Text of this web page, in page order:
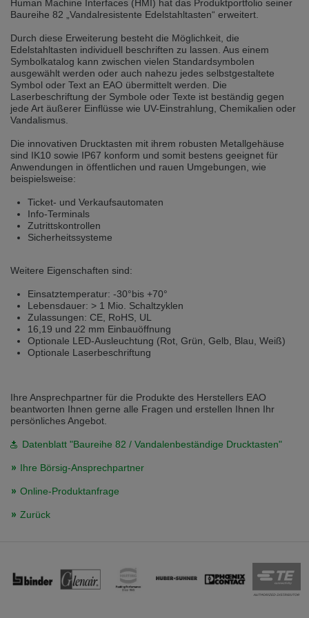
selected one. This website is also available in German. Would you like to
switch to the German version?
Switch to German version Stay on this version
Wir haben erkannt, dass ihr Browser eine andere Sprache als die derzeit
angezeigte bevorzugt. Diese Webseite ist auch auf Deutsch verfügbar.
Möchten Sie zur Deutschen Version wechseln?
Zur deutschen Version wechseln Auf dieser Version bleiben
We have detected, that your browser prefers another language than the
selected one. This website is also available in Czech. Would you like to
switch to the Czech version?
Zdá se, že Váš prohlížeč je v jiném jazyce, než jaký je momentálně používán.
Tato stránka je k dispozici i v češtině. Chcete přepnout na českou verzi?
stránka je také k dispozici v němčině. Přejete si přejít na německou verzi?
Přepněte na německou verzi
Wir haben erkannt, dass ihr Browser eine andere Sprache als die derzeit
angezeigte bevorzugt. Diese Webseite ist auch auf Deutsch verfügbar.
Zur deutschen Version wechseln Auf dieser Version bleiben
Váš prohlížeč se zdá být v jiném jazyce, než je právě používaný jazyk. Tato
verzi?
Přepněte na anglickou verzi
We have detected, that your browser prefers another language than the
selected one. This website is also available in English. Would you like to
switch to the English version?
Human Machine Interfaces (HMI) hat das Produktportfolio seiner
Baureihe 82 „Vandalresistente Edelstahltasten“ erweitert.
Durch diese Erweiterung besteht die Möglichkeit, die
Edelstahltasten individuell beschriften zu lassen. Aus einem
Symbolkatalog kann zwischen vielen Standardsymbolen
ausgewählt werden oder auch nahezu jedes selbstgestaltete
Symbol oder Text an EAO übermittelt werden. Die
Laserbeschriftung der Symbole oder Texte ist beständig gegen
jede Art äußerer Einflüsse wie UV-Einstrahlung, Chemikalien oder
Vandalismus.
Die innovativen Drucktasten mit ihrem robusten Metallgehäuse
sind IK10 sowie IP67 konform und somit bestens geeignet für
Anwendungen in öffentlichen und rauen Umgebungen, wie
beispielsweise:
Ticket- und Verkaufsautomaten
Info-Terminals
Zutrittskontrollen
Sicherheitssysteme
Weitere Eigenschaften sind:
Einsatztemperatur: -30°bis +70°
Lebensdauer: > 1 Mio. Schaltzyklen
Zulassungen: CE, RoHS, UL
16,19 und 22 mm Einbauöffnung
Optionale LED-Ausleuchtung (Rot, Grün, Gelb, Blau, Weiß)
Optionale Laserbeschriftung
Ihre Ansprechpartner für die Produkte des Herstellers EAO
beantworten Ihnen gerne alle Fragen und erstellen Ihnen Ihr
persönliches Angebot.
Datenblatt "Baureihe 82 / Vandalenbeständige Drucktasten"
Ihre Börsig-Ansprechpartner
Online-Produktanfrage
Zurück